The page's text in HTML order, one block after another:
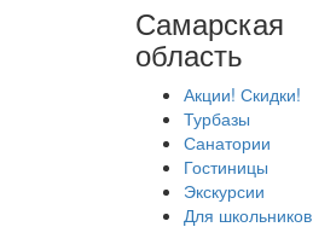
Самарская
область
Акции! Скидки!
Турбазы
Санатории
Гостиницы
Экскурсии
Для школьников